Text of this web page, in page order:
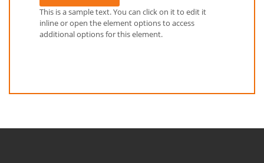
This is a sample text. You can click on it to edit it
inline or open the element options to access
additional options for this element.